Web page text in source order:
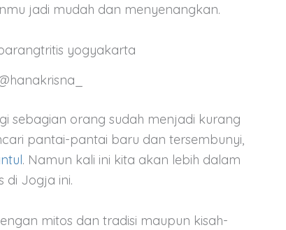
jadi mudah dan menyenangkan.
sebagian orang sudah menjadi kurang
pantai-pantai baru dan tersembunyi,
. Namun kali ini kita akan lebih dalam
di Jogja ini.
mitos dan tradisi maupun kisah-